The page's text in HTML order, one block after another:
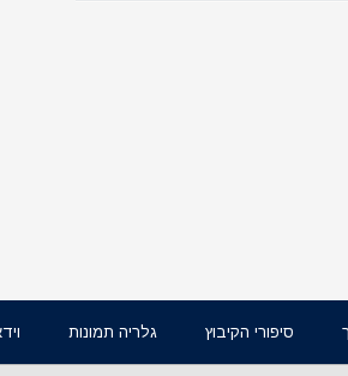
סיפורי הקיבוץ גלריה תמונות